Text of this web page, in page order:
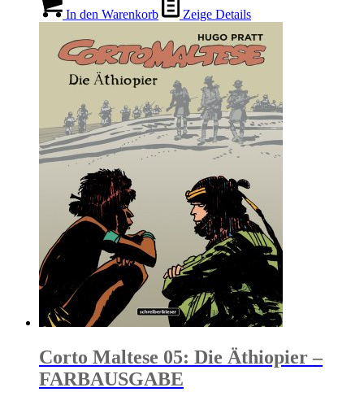
In den Warenkorb Zeige Details
Corto Maltese 05: Die Äthiopier –
FARBAUSGABE